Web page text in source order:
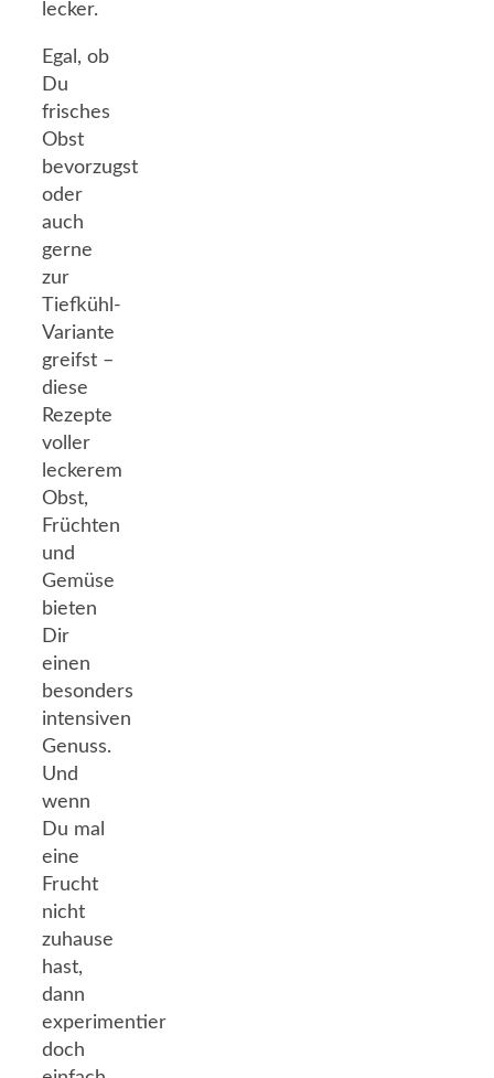
lecker.
Egal, ob
Du
frisches
Obst
bevorzugst
oder
auch
gerne
zur
Tiefkühl-
Variante
greifst –
diese
Rezepte
voller
leckerem
Obst,
Früchten
und
Gemüse
bieten
Dir
einen
besonders
intensiven
Genuss.
Und
wenn
Du mal
eine
Frucht
nicht
zuhause
hast,
dann
experimentier
doch